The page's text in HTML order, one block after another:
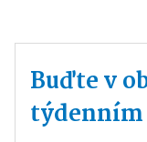
Buďte v